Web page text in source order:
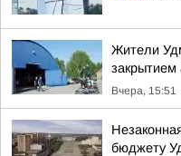
Жители
закрытием
Вчера, 15:51
бюджету